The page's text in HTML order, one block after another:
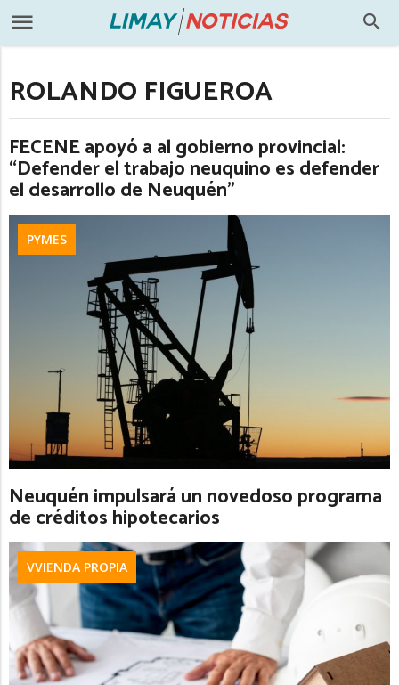
ROLANDO FIGUEROA
FECENE apoyó a al gobierno provincial:
“Defender el trabajo neuquino es defender
el desarrollo de Neuquén”
PYMES
Neuquén impulsará un novedoso programa
de créditos hipotecarios
VVIENDA PROPIA